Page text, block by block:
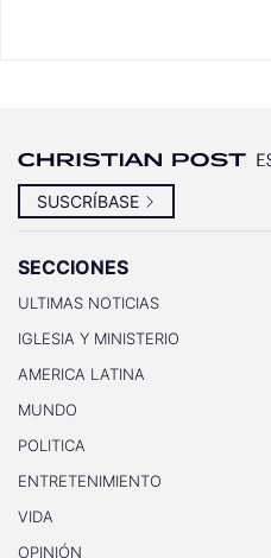
SUSCRÍBASE
SECCIONES
ULTIMAS NOTICIAS
IGLESIA Y MINISTERIO
AMERICA LATINA
MUNDO
POLITICA
ENTRETENIMIENTO
VIDA
OPINIÓN